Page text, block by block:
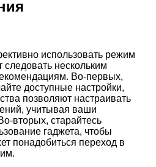
использовать режим
следовать нескольким
Во-первых,
доступные настройки,
позволяют настраивать
учитывая ваши
вторых, старайтесь
гаджета, чтобы
понадобиться переход в